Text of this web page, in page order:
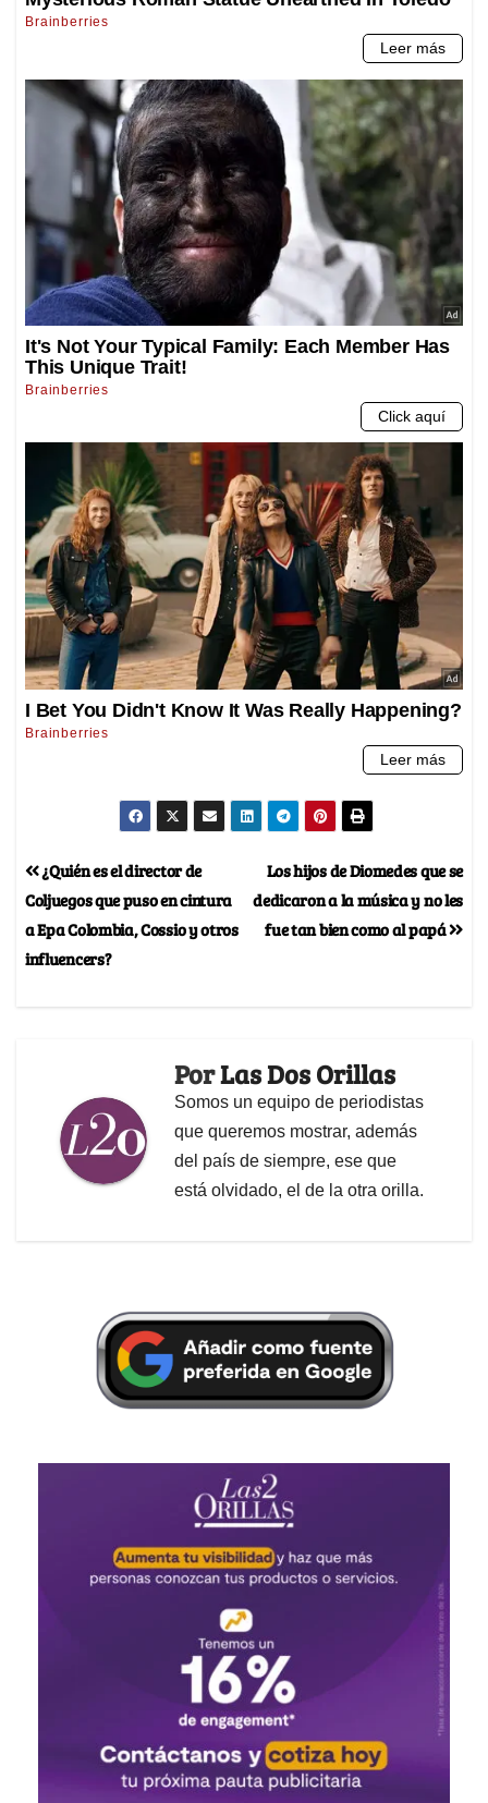
Los hijos de Diomedes que se
dedicaron a la música y no les
fue tan bien como al papá
¿Quién es el director de
Coljuegos que puso en cintura
a Epa Colombia, Cossio y otros
influencers?
PorLas Dos Orillas
Somos un equipo de periodistas
que queremos mostrar, además
del país de siempre, ese que
está olvidado, el de la otra orilla.